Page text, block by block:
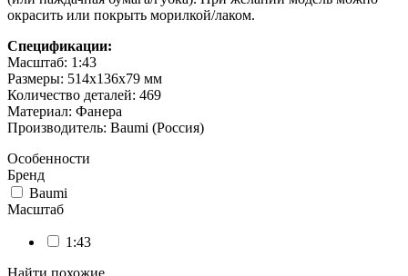
окрасить или покрыть морилкой/лаком.
Спецификации:
Масштаб: 1:43
Размеры: 514х136х79 мм
Количество деталей: 469
Материал: Фанера
Производитель: Baumi (Россия)
Особенности
Бренд
Baumi
Масштаб
1:43
Найти похожие